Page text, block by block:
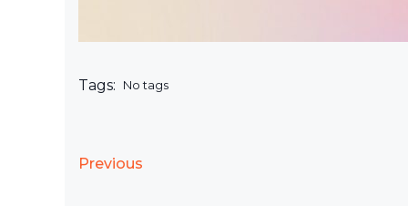
Tags: No tags
Previous